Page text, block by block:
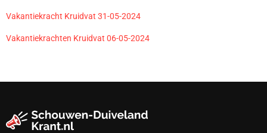
Vakantiekracht Kruidvat 31-05-2024
Vakantiekrachten Kruidvat 06-05-2024